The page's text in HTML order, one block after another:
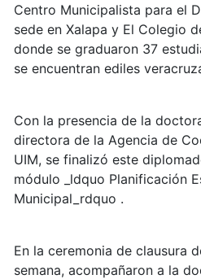
Centro Municipalista para el
sede en Xalapa y El Colegio
donde se graduaron 37
se encuentran ediles
Con la presencia de la
directora de la Agencia de
UIM, se finalizó este
módulo _ldquo Planificación
Municipal_rdquo .
En la ceremonia de clausura
semana, acompañaron a la